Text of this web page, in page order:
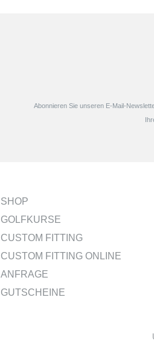
Abonnieren Sie unseren E-Mail-
SHOP
GOLFKURSE
CUSTOM FITTING
CUSTOM FITTING ONLINE
ANFRAGE
GUTSCHEINE